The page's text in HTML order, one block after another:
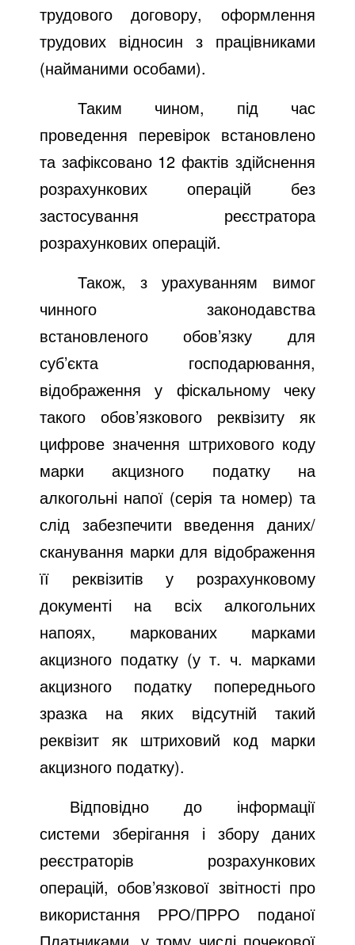
трудового договору, оформлення
трудових відносин з працівниками
(найманими особами).
Таким чином, під час
проведення перевірок встановлено
та зафіксовано 12 фактів здійснення
розрахункових операцій без
застосування реєстратора
розрахункових операцій.
Також, з урахуванням вимог
чинного законодавства
встановленого обов’язку для
суб’єкта господарювання,
відображення у фіскальному чеку
такого обов’язкового реквізиту як
цифрове значення штрихового коду
марки акцизного податку на
алкогольні напої (серія та номер) та
слід забезпечити введення даних/
сканування марки для відображення
її реквізитів у розрахунковому
документі на всіх алкогольних
напоях, маркованих марками
акцизного податку (у т. ч. марками
акцизного податку попереднього
зразка на яких відсутній такий
реквізит як штриховий код марки
акцизного податку).
Відповідно до інформації
системи зберігання і збору даних
реєстраторів розрахункових
операцій, обов’язкової звітності про
використання РРО/ПРРО поданої